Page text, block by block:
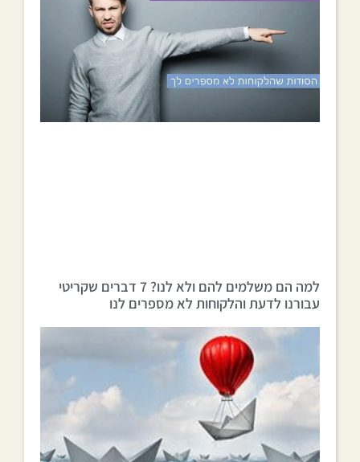
למה הם משלמים להם ולא לנו? 7 דברים שקריטי
עבורנו לדעת והלקוחות לא מספרים לנו